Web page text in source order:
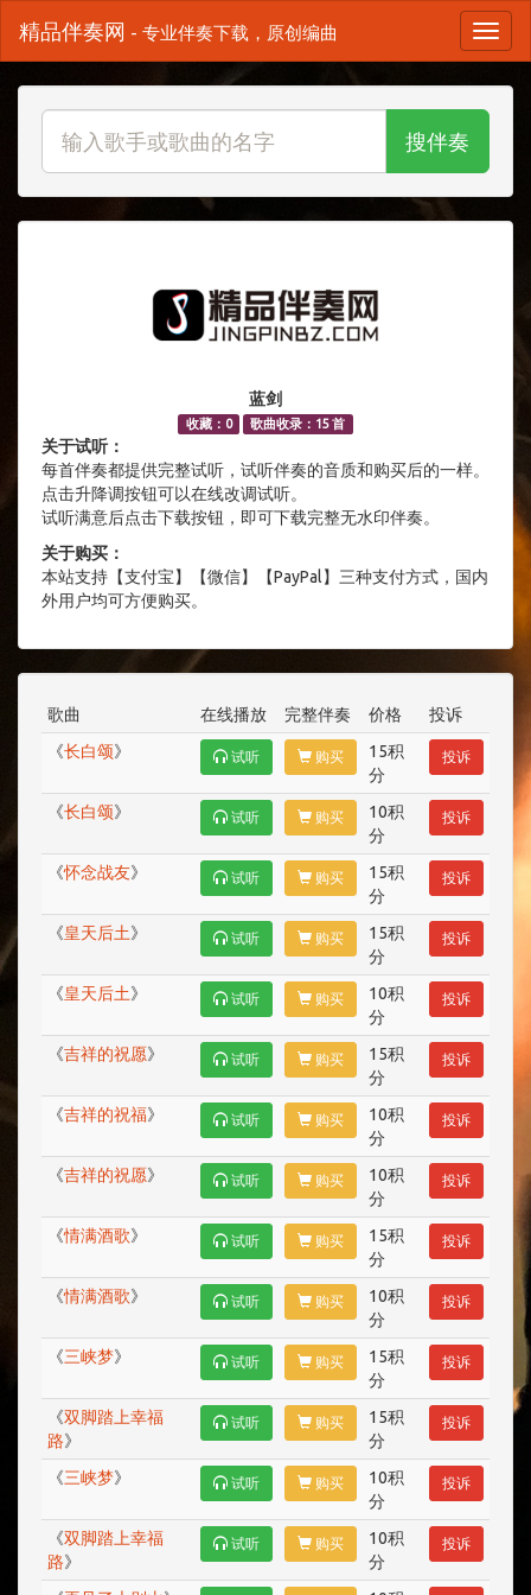
精品伴奏网 - 专业伴奏下载，原创编曲
搜伴奏
蓝剑
收藏：0 歌曲收录：15 首
关于试听：
每首伴奏都提供完整试听，试听伴奏的音质和购买后的一样。
点击升降调按钮可以在线改调试听。
试听满意后点击下载按钮，即可下载完整无水印伴奏。
关于购买：
本站支持【支付宝】【微信】【PayPal】三种支付方式，国内
外用户均可方便购买。
歌曲 在线播放 完整伴奏 价格
投诉
《长白颂》 试听 购买
15积
分
投诉
《长白颂》 试听 购买
10积
分
投诉
《怀念战友》 试听 购买
15积
分
投诉
《皇天后土》 试听 购买
15积
分
投诉
《皇天后土》 试听 购买
10积
分
投诉
《吉祥的祝愿》 试听 购买
15积
分
投诉
《吉祥的祝福》 试听 购买
10积
分
投诉
《吉祥的祝愿》 试听 购买
10积
分
投诉
《情满酒歌》 试听 购买
15积
分
投诉
《情满酒歌》 试听 购买
10积
分
投诉
《三峡梦》 试听 购买
15积
分
投诉
《双脚踏上幸福
路》
试听 购买
15积
分
投诉
《三峡梦》 试听 购买
10积
分
投诉
《双脚踏上幸福
路》
试听 购买
10积
分
投诉